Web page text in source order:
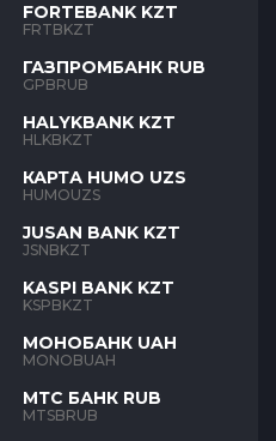
FORTEBANK KZT
FRTBKZT
ГАЗПРОМБАНК RUB
GPBRUB
HALYKBANK KZT
HLKBKZT
КАРТА HUMO UZS
HUMOUZS
JUSAN BANK KZT
JSNBKZT
KASPI BANK KZT
KSPBKZT
МОНОБАНК UAH
MONOBUAH
МТС БАНК RUB
MTSBRUB